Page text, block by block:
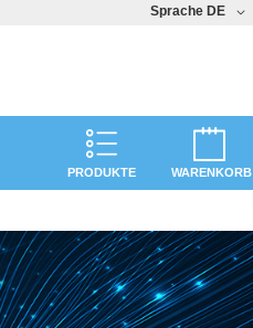
Sprache DE
WARENKORB
PRODUKTE